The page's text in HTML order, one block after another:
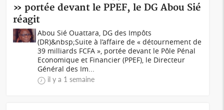
» portée devant le PPEF, le DG Abou Sié
réagit
Abou Sié Ouattara, DG des Impôts
(DR)&nbsp;Suite à l’affaire de « détournement de
39 milliards FCFA », portée devant le Pôle Pénal
Economique et Financier (PPEF), le Directeur
Général des Im...
il y a 1 semaine